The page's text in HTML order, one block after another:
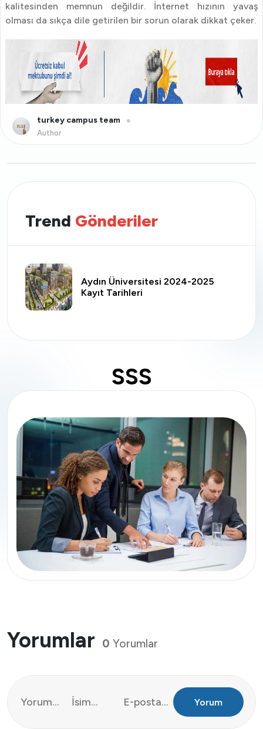
kalitesinden memnun değildir. İnternet hızının yavaş
olması da sıkça dile getirilen bir sorun olarak dikkat çeker.
turkey campus team
Author
Trend Gönderiler
Aydın Üniversitesi 2024-2025
Kayıt Tarihleri
SSS
Yorumlar 0 Yorumlar
Yorum